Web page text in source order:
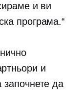
и ви
програма.“
и
да